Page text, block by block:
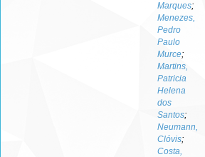
Marques;
Menezes,
Pedro
Paulo
Murce;
Martins,
Patricia
Helena
dos
Santos;
Neumann,
Clóvis;
Costa,